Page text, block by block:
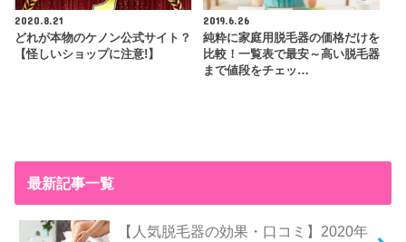
2020.8.21
どれが本物のケノン公式サイト？
【怪しいショップに注意!】
2019.6.26
純粋に家庭用脱毛器の価格だけを
比較！一覧表で最安～高い脱毛器
まで値段をチェッ…
最新記事一覧
【人気脱毛器の効果・口コミ】2020年